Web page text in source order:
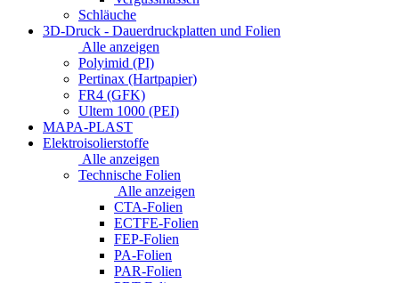
Schläuche
3D-Druck - Dauerdruckplatten und Folien
Alle anzeigen
Polyimid (PI)
Pertinax (Hartpapier)
FR4 (GFK)
Ultem 1000 (PEI)
MAPA-PLAST
Elektroisolierstoffe
Alle anzeigen
Technische Folien
Alle anzeigen
CTA-Folien
ECTFE-Folien
FEP-Folien
PA-Folien
PAR-Folien